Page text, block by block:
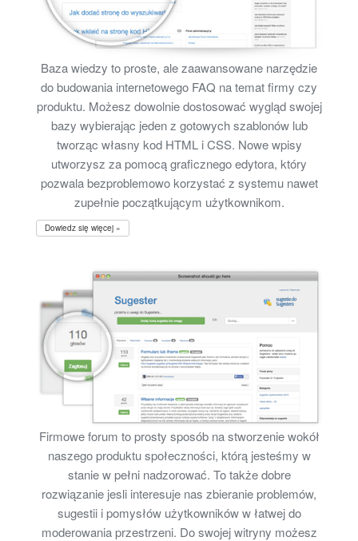
Baza wiedzy to proste, ale zaawansowane narzędzie
do budowania internetowego FAQ na temat firmy czy
produktu. Możesz dowolnie dostosować wygląd swojej
bazy wybierając jeden z gotowych szablonów lub
tworząc własny kod HTML i CSS. Nowe wpisy
utworzysz za pomocą graficznego edytora, który
pozwala bezproblemowo korzystać z systemu nawet
zupełnie początkującym użytkownikom.
Dowiedz się więcej »
Firmowe forum to prosty sposób na stworzenie wokół
naszego produktu społeczności, którą jesteśmy w
stanie w pełni nadzorować. To także dobre
rozwiązanie jesli interesuje nas zbieranie problemów,
sugestii i pomysłów użytkowników w łatwej do
moderowania przestrzeni. Do swojej witryny możesz